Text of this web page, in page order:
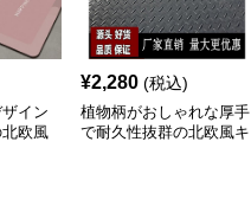
イン
欧風
¥2,280 (税込)
植物柄がおしゃれな厚手
で耐久性抜群の北欧風キ